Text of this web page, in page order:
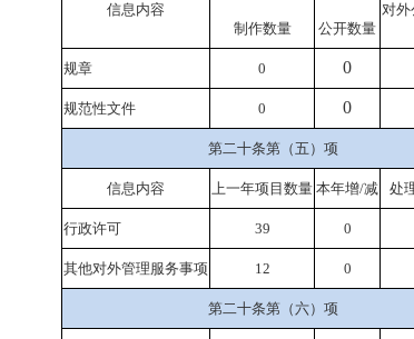
信息内容
制作数量 公开数量
对外
规章 0 0
规范性文件 0 0
第二十条第（五）项
信息内容 上一年项目数量 本年增/减 处
行政许可 39 0
其他对外管理服务事项 12 0
第二十条第（六）项